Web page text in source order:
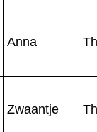
Anna
Zwaantje